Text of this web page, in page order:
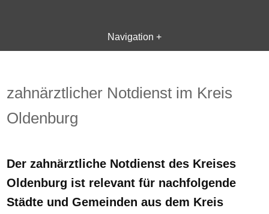
Navigation +
zahnärztlicher Notdienst im Kreis
Oldenburg
Der zahnärztliche Notdienst des Kreises
Oldenburg ist relevant für nachfolgende
Städte und Gemeinden aus dem Kreis